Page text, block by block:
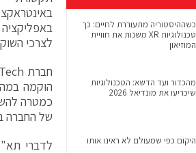
לצרכי
כמטרה
של החברה
כשההיסטוריה מתעוררת לחיים: כך
טכנולוגיות XR משנות את חוויית
המוזיאון
מהכדור ועד הדשא: הטכנולוגיות
שיכריעו את מונדיאל 2026
היקום כפי שמעולם לא ראינו אותו